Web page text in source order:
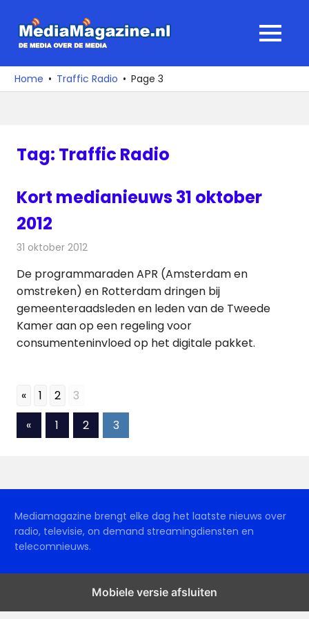
naar
media
over
MENU
Home Traffic Radio Page 3
Tag: Traffic Radio
Kort medianieuws 31 oktober
2012
31 oktober 2012
De programmaraden APR (Amsterdam en
omstreken) en Rotterdam dringen bij
gemeenteraadsleden en leden van de Tweede
Kamer aan op een regeling voor
consumenteninvloed op het digitale pakket.
« 1 2 3
Berichten
«Vorige
berichten
1 2 3
Mediamagazine brengt elke dag het laatste nieuws over
radio, televisie, on demand streamingdiensten en
telecomnieuws.
Mobiele versie afsluiten